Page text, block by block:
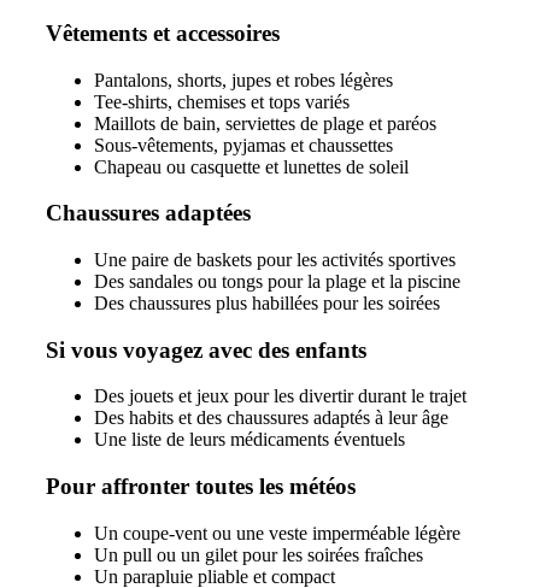
Vêtements et accessoires
Pantalons, shorts, jupes et robes légères
Tee-shirts, chemises et tops variés
Maillots de bain, serviettes de plage et paréos
Sous-vêtements, pyjamas et chaussettes
Chapeau ou casquette et lunettes de soleil
Chaussures adaptées
Une paire de baskets pour les activités sportives
Des sandales ou tongs pour la plage et la piscine
Des chaussures plus habillées pour les soirées
Si vous voyagez avec des enfants
Des jouets et jeux pour les divertir durant le trajet
Des habits et des chaussures adaptés à leur âge
Une liste de leurs médicaments éventuels
Pour affronter toutes les météos
Un coupe-vent ou une veste imperméable légère
Un pull ou un gilet pour les soirées fraîches
Un parapluie pliable et compact